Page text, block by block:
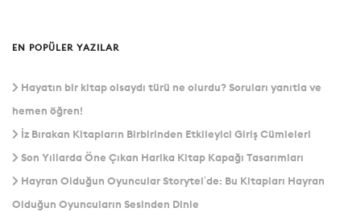
EN POPÜLER YAZILAR
Hayatın bir kitap olsaydı türü ne olurdu? Soruları yanıtla ve
hemen öğren!
İz Bırakan Kitapların Birbirinden Etkileyici Giriş Cümleleri
Son Yıllarda Öne Çıkan Harika Kitap Kapağı Tasarımları
Hayran Olduğun Oyuncular Storytel’de: Bu Kitapları Hayran
Olduğun Oyuncuların Sesinden Dinle